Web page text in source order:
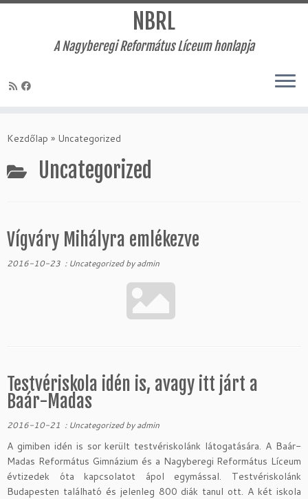
to
NBRL
A Nagyberegi Református Líceum honlapja
Kezdőlap » Uncategorized
Uncategorized
Vígváry Mihályra emlékezve
2016-10-23 : Uncategorizedbyadmin
Testvériskola idén is, avagy itt járt a
Baár-Madas
2016-10-21 : Uncategorizedbyadmin
A gimiben idén is sor került testvériskolánk látogatására. A Baár-
Madas Református Gimnázium és a Nagyberegi Református Líceum
évtizedek óta kapcsolatot ápol egymással. Testvériskolánk
Budapesten található és jelenleg 800 diák tanul ott. A két iskola